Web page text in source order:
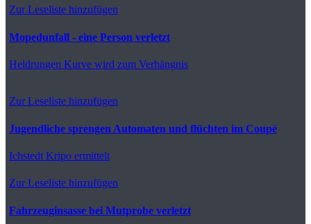
Zur Leseliste hinzufügen
Mopedunfall - eine Person verletzt
Heldrungen Kurve wird zum Verhängnis
Zur Leseliste hinzufügen
Jugendliche sprengen Automaten und flüchten im Coupé
Ichstedt Kripo ermittelt
Zur Leseliste hinzufügen
Fahrzeuginsasse bei Mutprobe verletzt